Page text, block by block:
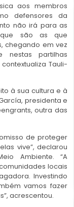
aos membros
defensores da
não irá para as
que são as que
chegando em vez
nestas partilhas
Tauli-
à sua cultura e à
presidenta e
outra das
de proteger
vive”, declarou
Ambiente. “A
locais
Investindo
vamos fazer
acrescentou.